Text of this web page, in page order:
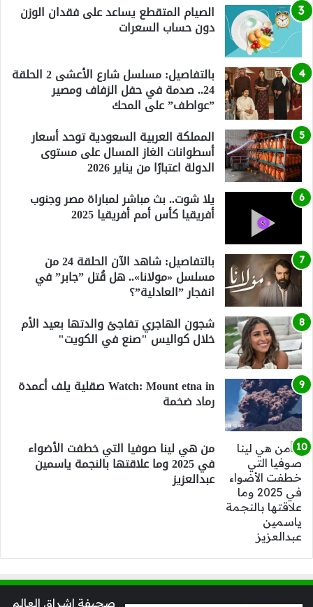
الصيام المتقطع يساعد على فقدان الوزن
دون حساب السعرات
بالتفاصيل: مسلسل شارع الأعشى 2 الحلقة
24.. صدمة في حفل الزفاف ومصير
”عواطف” على المحك
المملكة العربية السعودية توحد أسعار
أسطوانات الغاز المسال على مستوى
الدولة اعتبارًا من يناير 2026
يلا شوت.. بث مباشر لمباراة مصر وجنوب
أفريقيا كأس أمم أفريقيا 2025
بالتفاصيل: شاهد الآن الحلقة 24 من
مسلسل «مولانا».. هل قُتل ”جابر” في
انفجار ”العادلية”؟
شجون الهاجري تفاجئ والدتها بعيد الأم
خلال كواليس "صنع في الكويت"
Watch: Mount etna in صقلية يلف أعمدة
رماد ضخمة
من هي لينا صوفيا التي خطفت الأضواء
في 2025 وما علاقتها بالنجمة ياسمين
عبدالعزيز
صحيفة اشراق العالم